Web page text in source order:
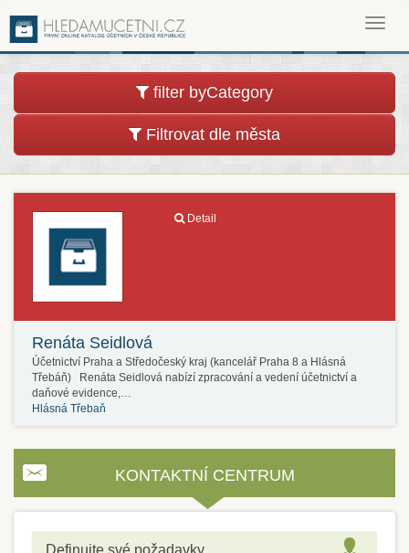
filter byCategory
Filtrovat dle města
Detail
Renáta Seidlová
Účetnictví Praha a Středočeský kraj (kancelář Praha 8 a Hlásná
Třebáň) Renáta Seidlová nabízí zpracování a vedení účetnictví a
daňové evidence,…
Hlásná Třebaň
KONTAKTNÍ CENTRUM
Definujte své požadavky